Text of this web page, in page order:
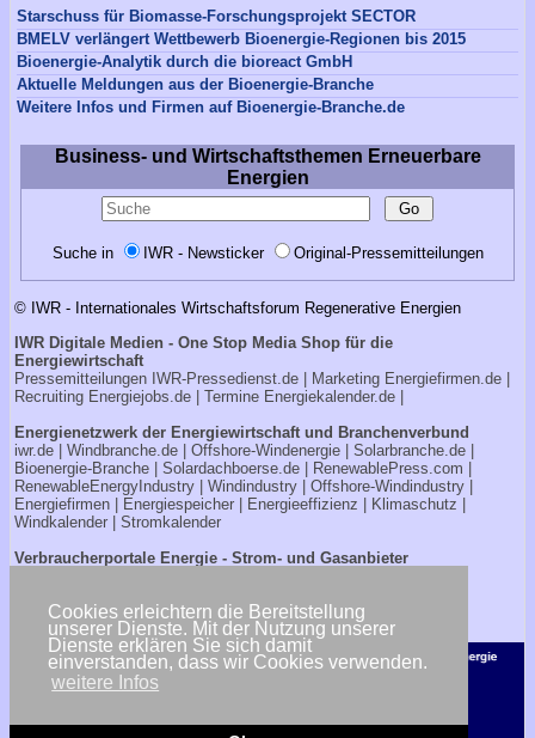
Cookies erleichtern die Bereitstellung
unserer Dienste. Mit der Nutzung unserer
Dienste erklären Sie sich damit
einverstanden, dass wir Cookies verwenden.
weitere Infos
Starschuss für Biomasse-Forschungsprojekt SECTOR
BMELV verlängert Wettbewerb Bioenergie-Regionen bis 2015
Bioenergie-Analytik durch die bioreact GmbH
Aktuelle Meldungen aus der Bioenergie-Branche
Weitere Infos und Firmen auf Bioenergie-Branche.de
Business- und Wirtschaftsthemen Erneuerbare
Energien
Suche in IWR - Newsticker Original-Pressemitteilungen
© IWR - Internationales Wirtschaftsforum Regenerative Energien
IWR Digitale Medien - One Stop Media Shop für die
Energiewirtschaft
Pressemitteilungen IWR-Pressedienst.de | Marketing Energiefirmen.de
Recruiting Energiejobs.de | Termine Energiekalender.de
Energienetzwerk der Energiewirtschaft und Branchenverbund
iwr.de
Windbranche.de Offshore-Windenergie Solarbranche.de
Bioenergie-Branche
Solardachboerse.de RenewablePress.com
RenewableEnergyIndustry
Windindustry
Offshore-Windindustry |
Energiefirmen
Energiespeicher Energieeffizienz Klimaschutz
Windkalender
Stromkalender
Verbraucherportale Energie - Strom- und Gasanbieter
<< zurück